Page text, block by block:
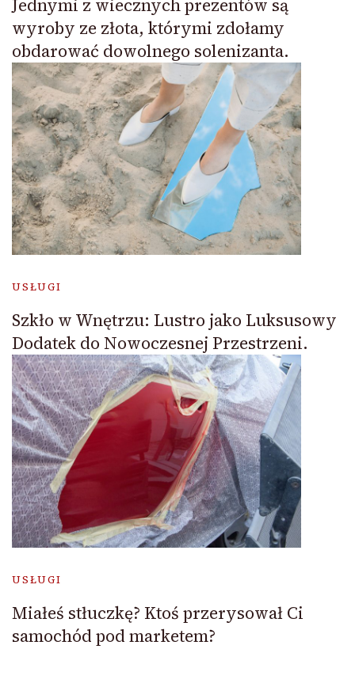
Jednymi z wiecznych prezentów są
wyroby ze złota, którymi zdołamy
obdarować dowolnego solenizanta.
USŁUGI
Szkło w Wnętrzu: Lustro jako Luksusowy
Dodatek do Nowoczesnej Przestrzeni.
USŁUGI
Miałeś stłuczkę? Ktoś przerysował Ci
samochód pod marketem?